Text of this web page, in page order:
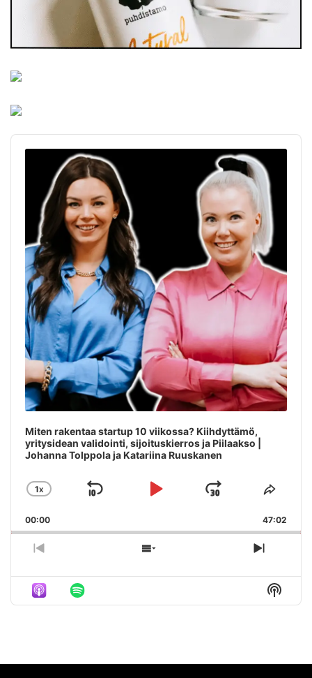
Audio
Player
Miten rakentaa startup 10 viikossa? Kiihdyttämö,
yritysidean validointi, sijoituskierros ja Piilaakso |
Johanna Tolppola ja Katariina Ruuskanen
CHANGE
RATE
1X
SKIP
PLAY JUMP
00:00 47:02
PREVIOUS
SHOW
LIST
NEXT
Show